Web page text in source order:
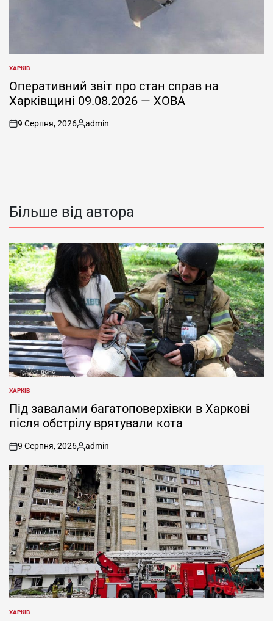
ОПУБЛІКУВАТИ
У
ХАРКІВ
Оперативний звіт про стан справ на
Харківщині 09.08.2026 — ХОВА
on
9 Серпня, 2026
Опубліковано
admin
Більше від автора
ОПУБЛІКУВАТИ
У
ХАРКІВ
Під завалами багатоповерхівки в Харкові
після обстрілу врятували кота
on
9 Серпня, 2026
Опубліковано
admin
ОПУБЛІКУВАТИ
ХАРКІВ